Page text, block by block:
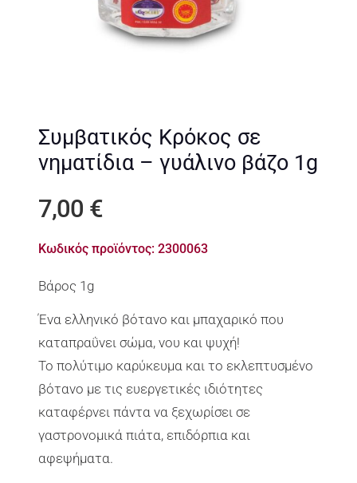
Συμβατικός Κρόκος σε
νηματίδια – γυάλινο βάζο 1g
7,00 €
Κωδικός προϊόντος: 2300063
Βάρος 1g
Ένα ελληνικό βότανο και μπαχαρικό που
καταπραΰνει σώμα, νου και ψυχή!
Το πολύτιμο καρύκευμα και το εκλεπτυσμένο
βότανο με τις ευεργετικές ιδιότητες
καταφέρνει πάντα να ξεχωρίσει σε
γαστρονομικά πιάτα, επιδόρπια και
αφεψήματα.